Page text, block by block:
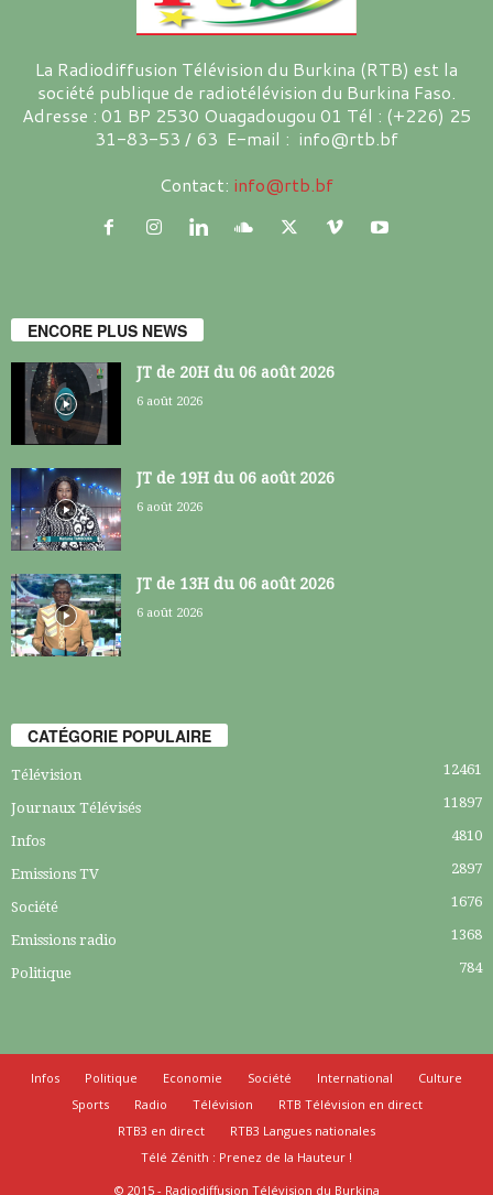
La Radiodiffusion Télévision du Burkina (RTB) est la
société publique de radiotélévision du Burkina Faso.
Adresse : 01 BP 2530 Ouagadougou 01 Tél : (+226) 25
31-83-53 / 63 E-mail : info@rtb.bf
Contact: info@rtb.bf
ENCORE PLUS NEWS
JT de 20H du 06 août 2026
6 août 2026
JT de 19H du 06 août 2026
6 août 2026
JT de 13H du 06 août 2026
6 août 2026
CATÉGORIE POPULAIRE
Télévision 12461
Journaux Télévisés 11897
Infos 4810
Emissions TV 2897
Société 1676
Emissions radio 1368
Politique 784
Infos Politique Economie Société International
Culture
Sports
Radio Télévision
RTB Télévision en direct
RTB3 en direct
RTB3 Langues nationales
Télé Zénith : Prenez de la Hauteur !
© 2015 - Radiodiffusion Télévision du Burkina